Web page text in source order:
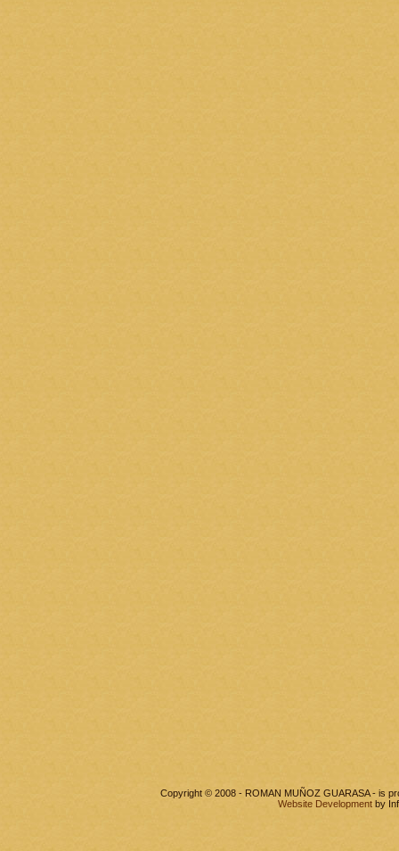
Copyright © 2008 - ROMAN MUÑOZ GUARASA - is
Website Development by